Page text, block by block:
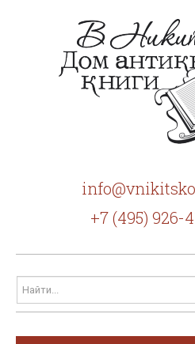
+7 (495) 926-